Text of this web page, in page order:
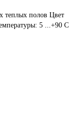
теплых полов Цвет
5 ...+90 С